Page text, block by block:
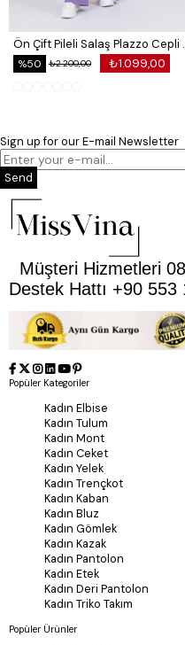
Ön Çift
₺1.099,00
₺2.200,00
%50
Sign up for our E-mail Newsletter
Send
Müşteri Hizmetleri
Destek Hattı +90 553
Popüler Kategoriler
Kadın Elbise
Kadın Tulum
Kadın Mont
Kadın Ceket
Kadın Yelek
Kadın Trençkot
Kadın Kaban
Kadın Bluz
Kadın Gömlek
Kadın Kazak
Kadın Pantolon
Kadın Etek
Kadın Deri Pantolon
Kadın Triko Takım
Popüler Ürünler